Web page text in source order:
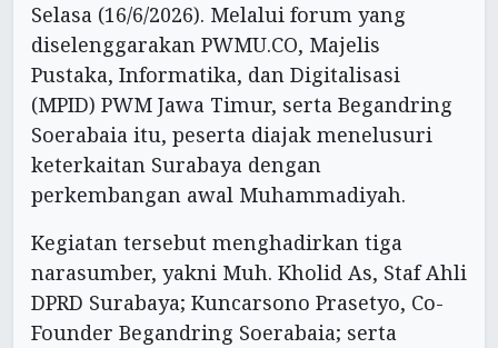
Selasa (16/6/2026). Melalui forum yang
diselenggarakan PWMU.CO, Majelis
Pustaka, Informatika, dan Digitalisasi
(MPID) PWM Jawa Timur, serta Begandring
Soerabaia itu, peserta diajak menelusuri
keterkaitan Surabaya dengan
perkembangan awal Muhammadiyah.
Kegiatan tersebut menghadirkan tiga
narasumber, yakni Muh. Kholid As, Staf Ahli
DPRD Surabaya; Kuncarsono Prasetyo, Co-
Founder Begandring Soerabaia; serta